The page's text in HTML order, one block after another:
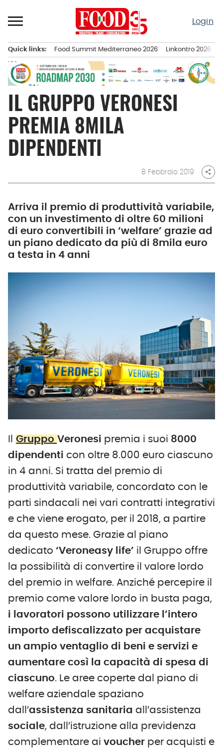
al
Login
principale
Quick links: Food Summit Mediterraneo 2026 Linkontro 2026
IL GRUPPO VERONESI
PREMIA 8MILA
DIPENDENTI
8 Febbraio 2019 share
Arriva il premio di produttività variabile,
con un investimento di oltre 60 milioni
di euro convertibili in ‘welfare’ grazie ad
un piano dedicato da più di 8mila euro
a testa in 4 anni
Gruppo Veronesi premia i suoi 8000
dipendenti con oltre 8.000 euro ciascuno
in 4 anni. Si tratta del premio di
produttività variabile, concordato con le
parti sindacali nei vari contratti integrativi
e che viene erogato, per il 2018, a partire
da questo mese. Grazie al piano
dedicato ‘Veroneasy life’ il Gruppo offre
la possibilità di convertire il valore lordo
del premio in welfare. Anziché percepire il
premio come valore lordo in busta paga,
i lavoratori possono utilizzare l’intero
importo defiscalizzato per acquistare
un ampio ventaglio di beni e servizi e
aumentare così la capacità di spesa di
ciascuno. Le aree coperte dal piano di
welfare aziendale spaziano
dall’assistenza sanitaria all’assistenza
sociale, dall’istruzione alla previdenza
complementare ai voucher per acquisti e